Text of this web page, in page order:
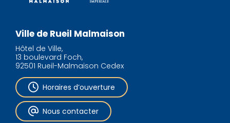
Ville de Rueil Malmaison
Hôtel de Ville,
13 boulevard Foch,
92501 Rueil-Malmaison Cedex
Horaires d’ouverture
Nous contacter